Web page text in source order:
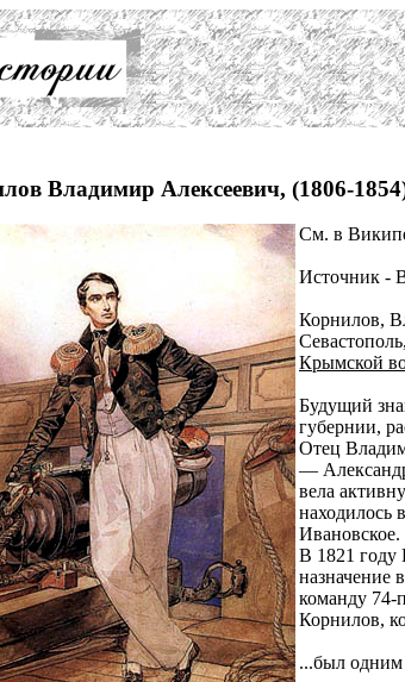
Владимир Алексеевич, (1806-
См. в
Источник -
Корнилов,
Крымской
Будущий
губернии,
Отец
—
вела
находилось
Ивановское.
В 1821 году
назначение
команду 74-
Корнилов,
...был одним